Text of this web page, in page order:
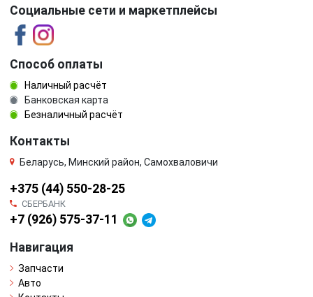
Социальные сети и маркетплейсы
Способ оплаты
Наличный расчёт
Банковская карта
Безналичный расчёт
Контакты
Беларусь, Минский район, Самохваловичи
+375 (44) 550-28-25
СБЕРБАНК
+7 (926) 575-37-11
Навигация
Запчасти
Авто